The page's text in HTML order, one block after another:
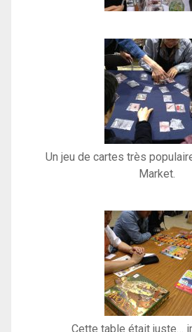
Un jeu de cartes très
Market.
Cette table était juste…